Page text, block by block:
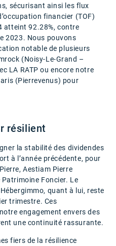
sécurisant ainsi les flux
financier (TOF)
atteint 92.28%, contre
2023. Nous pouvons
notable de plusieurs
(Noisy-Le-Grand –
LA RATP ou encore notre
(Pierrevenus) pour
résilient
la stabilité des dividendes
à l’année précédente, pour
Aestiam Pierre
Foncier. Le
quant à lui, reste
trimestre. Ces
engagement envers des
une continuité rassurante.
fiers de la résilience